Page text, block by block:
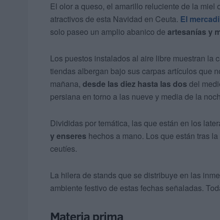
El olor a queso, el amarillo reluciente de la
atractivos de esta Navidad en Ceuta. El
solo paseo un amplio abanico de artesanías y
Los puestos instalados al aire libre muestran la
tiendas albergan bajo sus carpas artículos que
mañana, desde las diez hasta las dos del
persiana en torno a las nueve y media de la
Divididas por temática, las que están en los
y enseres hechos a mano. Los que están tras
ceutíes.
La hilera de stands que se distribuye en las
ambiente festivo de estas fechas señaladas.
Materia prima